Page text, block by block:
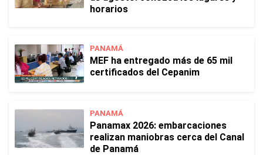
horarios
PANAMÁ
MEF ha entregado más de 65 mil
certificados del Cepanim
PANAMÁ
Panamax 2026: embarcaciones
realizan maniobras cerca del Canal
de Panamá